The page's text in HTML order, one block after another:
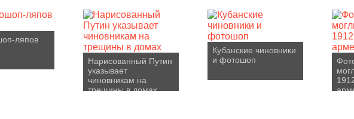
ляпов
Нарисованный Путин
указывает
чиновникам на
трещины в домах
Кубанские чиновники
и фотошоп